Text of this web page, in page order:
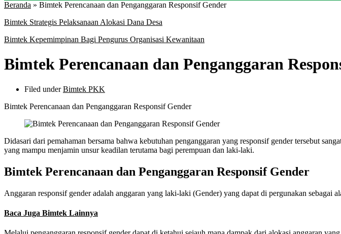
Beranda » Bimtek Perencanaan dan Penganggaran Responsif Gender
Bimtek Strategis Pelaksanaan Alokasi Dana Desa
Bimtek Kepemimpinan Bagi Pengurus Organisasi Kewanitaan
Bimtek Perencanaan dan Penganggaran
Filed underBimtek PKK
Bimtek Perencanaan dan Penganggaran Responsif Gender
Didasari dari pemahaman bersama bahwa kebutuhan penganggaran yang responsif gender tersebut
yang mampu menjamin unsur keadilan terutama bagi perempuan dan laki-laki.
Bimtek Perencanaan dan Penganggaran Responsif Gender
Anggaran responsif gender adalah anggaran yang laki-laki (Gender) yang dapat di pergunakan sebagai
Baca Juga Bimtek Lainnya